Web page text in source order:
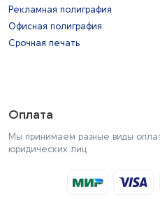
Рекламная полиграфия
Офисная полиграфия
Срочная печать
Оплата
Мы принимаем разные виды
юридических лиц